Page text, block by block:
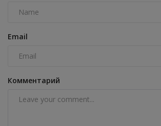
Email
Комментарий